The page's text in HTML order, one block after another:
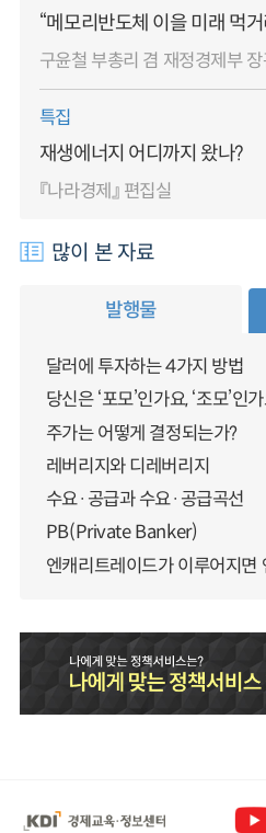
“메모리반도체 이을 미래 먹
구윤철 부총리 겸 재정경제부
특집
재생에너지 어디까지 왔나?
『나라경제』 편집실
많이 본 자료
발행물
달러에 투자하는 4가지 방법
당신은 ‘포모’인가요, ‘조모’인
주가는 어떻게 결정되는가?
레버리지와 디레버리지
수요·공급과 수요·공급곡선
PB(Private Banker)